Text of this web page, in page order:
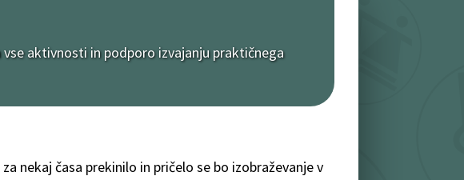
aktivnosti in podporo izvajanju praktičnega
nekaj časa prekinilo in pričelo se bo izobraževanje v